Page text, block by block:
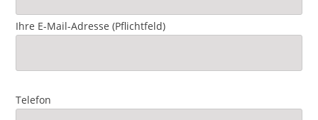
Ihre E-Mail-Adresse (Pflichtfeld)
Telefon